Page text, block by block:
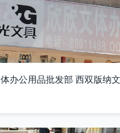
办公用品批发部 西双版纳